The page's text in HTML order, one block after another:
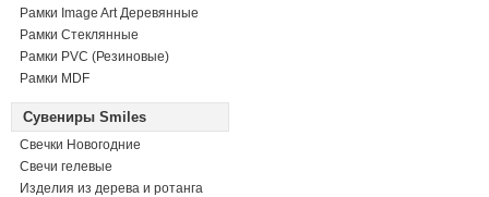
Рамки Image Art Деревянные
Рамки Стеклянные
Рамки PVC (Резиновые)
Рамки MDF
Сувениры Smiles
Свечки Новогодние
Свечи гелевые
Изделия из дерева и ротанга